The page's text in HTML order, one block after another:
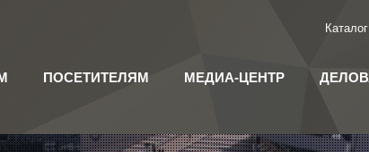
ПОСЕТИТЕЛЯМ МЕДИА-ЦЕНТР